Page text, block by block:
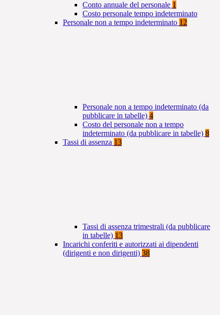
Conto annuale del personale 1
Costo personale tempo indeterminato
Personale non a tempo indeterminato 12
Personale non a tempo indeterminato (da
pubblicare in tabelle) 4
Costo del personale non a tempo
indeterminato (da pubblicare in tabelle) 8
Tassi di assenza 13
Tassi di assenza trimestrali (da pubblicare
in tabelle) 13
Incarichi conferiti e autorizzati ai dipendenti
(dirigenti e non dirigenti) 38